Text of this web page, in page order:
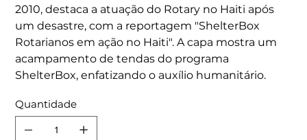
2010, destaca a atuação do Rotary no Haiti após
um desastre, com a reportagem "ShelterBox
Rotarianos em ação no Haiti". A capa mostra um
acampamento de tendas do programa
ShelterBox, enfatizando o auxílio humanitário.
Quantidade